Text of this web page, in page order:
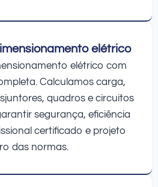
elétrico
elétrico com
Calculamos carga,
quadros e circuitos
segurança, eficiência
certificado e projeto
das normas.